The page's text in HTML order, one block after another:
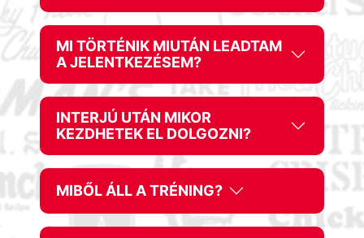
MI TÖRTÉNIK MIUTÁN LEADTAM
A JELENTKEZÉSEM?
INTERJÚ UTÁN MIKOR
KEZDHETEK EL DOLGOZNI?
MIBŐL ÁLL A TRÉNING?